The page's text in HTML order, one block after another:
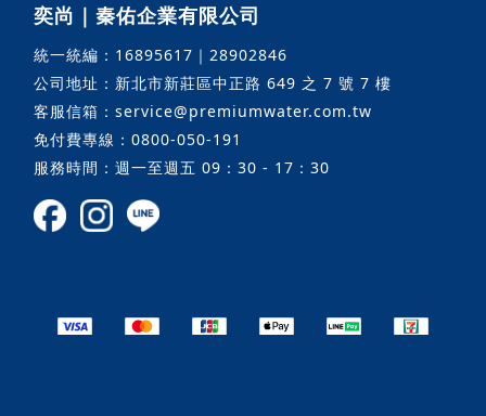
奕尚｜秦佑企業有限公司
統一統編：16895617｜28902846
公司地址：新北市新莊區中正路 649 之 7 號 7 樓
客服信箱：service@premiumwater.com.tw
免付費專線：0800-050-191
服務時間：週一至週五 09：30 - 17：30